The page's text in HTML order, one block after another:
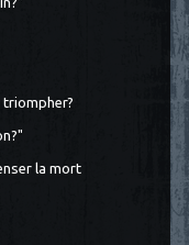
la mort